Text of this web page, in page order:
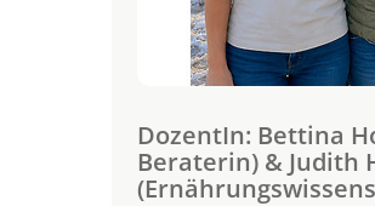
DozentIn: Bettina
Beraterin) & Judith